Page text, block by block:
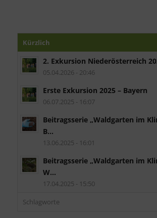
Kürzlich
2. Exkursion Niederösterreich
05.04.2026 - 20:46
Erste Exkursion 2025 – Bayern
06.07.2025 - 16:07
Beitragsserie „Waldgarten im
B...
13.06.2025 - 16:01
Beitragsserie „Waldgarten im
W...
17.04.2025 - 15:50
Schlagworte